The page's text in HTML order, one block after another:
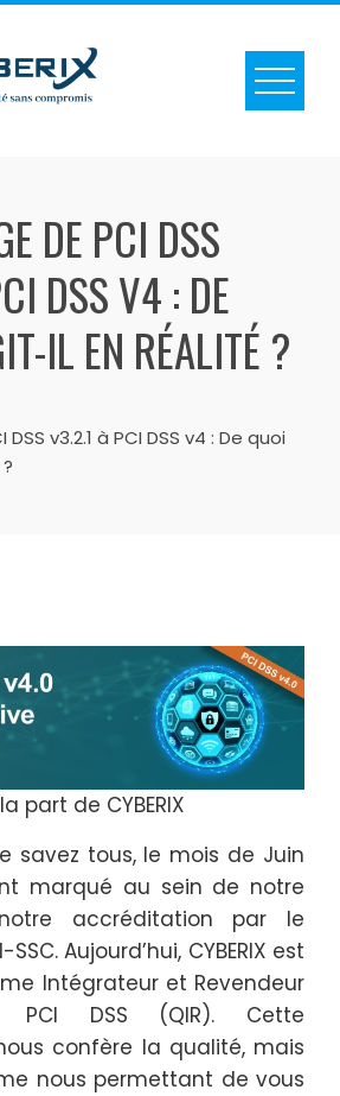
DE PCI DSS
DSS V4 : DE
IL EN RÉALITÉ ?
v3.2.1 à PCI DSS v4 : De quoi
part de CYBERIX
savez tous, le mois de Juin
marqué au sein de notre
accréditation par le
Aujourd’hui, CYBERIX est
Intégrateur et Revendeur
PCI DSS (QIR). Cette
confère la qualité, mais
nous permettant de vous